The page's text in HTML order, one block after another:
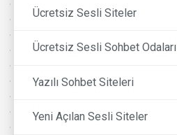
Ücretsiz Sesli Siteler
Ücretsiz Sesli Sohbet Odaları
Yazılı Sohbet Siteleri
Yeni Açılan Sesli Siteler